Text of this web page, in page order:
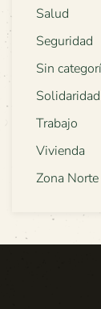
Salud
Seguridad
Sin
Trabajo
Vivienda
Zona Norte